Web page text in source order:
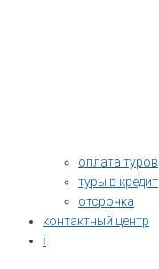
оплата туров
туры в кредит
отсрочка
контактный центр
ℹ